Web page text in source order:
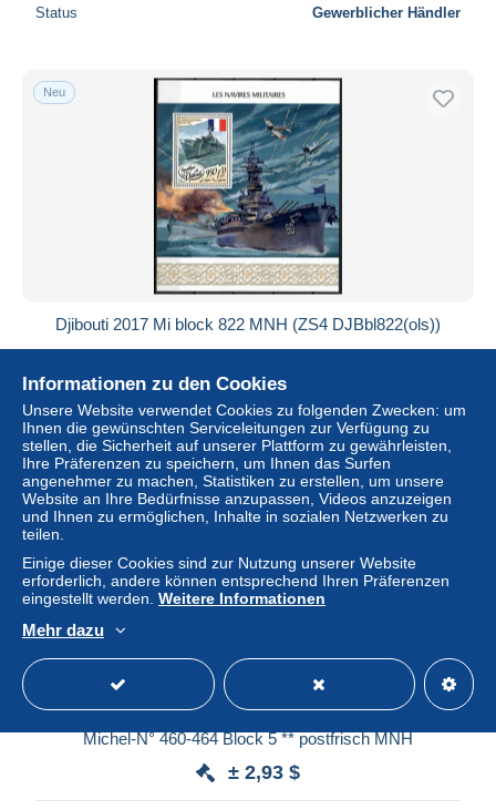
Status Gewerblicher Händler
Neu
Djibouti 2017 Mi block 822 MNH (ZS4 DJBbl822(ols))
Status Gewerblicher Händler
Neu
Michel-N° 460-464 Block 5 ** postfrisch MNH
± 2,93 $
Informationen zu den Cookies
Unsere Website verwendet Cookies zu folgenden Zwecken: um
Ihnen die gewünschten Serviceleitungen zur Verfügung zu
stellen, die Sicherheit auf unserer Plattform zu gewährleisten,
Ihre Präferenzen zu speichern, um Ihnen das Surfen
angenehmer zu machen, Statistiken zu erstellen, um unsere
Website an Ihre Bedürfnisse anzupassen, Videos anzuzeigen
und Ihnen zu ermöglichen, Inhalte in sozialen Netzwerken zu
teilen.
Einige dieser Cookies sind zur Nutzung unserer Website
erforderlich, andere können entsprechend Ihren Präferenzen
eingestellt werden. Weitere Informationen
Mehr dazu